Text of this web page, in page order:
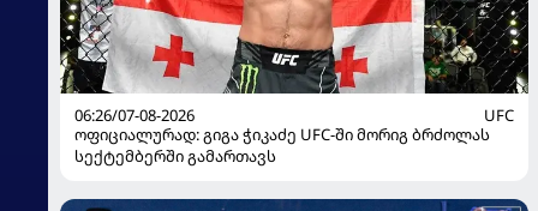
06:26/07-08-2026
UFC
ოფიციალურად: გიგა ჭიკაძე UFC-ში მორიგ ბრძოლას
სექტემბერში გამართავს